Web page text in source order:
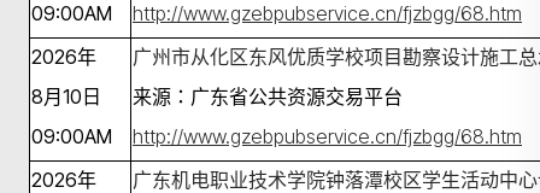
09:00AM
http://www.gzebpubservice.cn/fjzbgg/68.htm
2026年
8月10日
09:00AM
广州市从化区东风优质学校项目勘察设计施工
来源：广东省公共资源交易平台
http://www.gzebpubservice.cn/fjzbgg/68.htm
2026年
广东机电职业技术学院钟落潭校区学生活动中